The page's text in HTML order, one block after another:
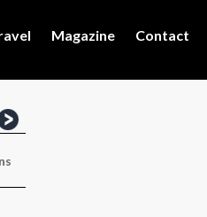
Magazine Contact